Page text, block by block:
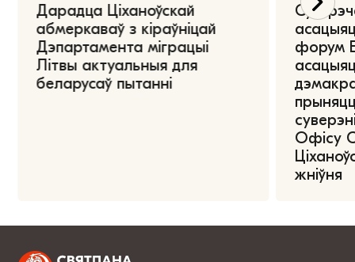
Дарадца Ціханоўскай
абмеркаваў з кіраўніцай
Дэпартамента міграцыі
Літвы актуальныя для
беларусаў пытанні
форум
Офісу
жніўня